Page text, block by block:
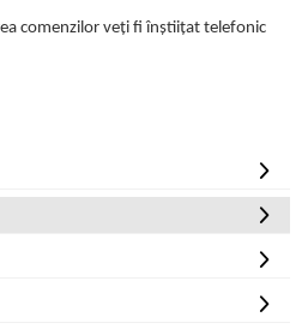
comenzilor veți fi înștiițat telefonic